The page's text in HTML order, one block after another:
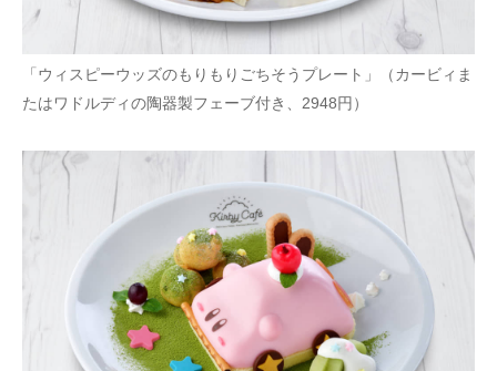
「ウィスピーウッズのもりもりごちそうプレート」（カービィま
たはワドルディの陶器製フェーブ付き、2948円）